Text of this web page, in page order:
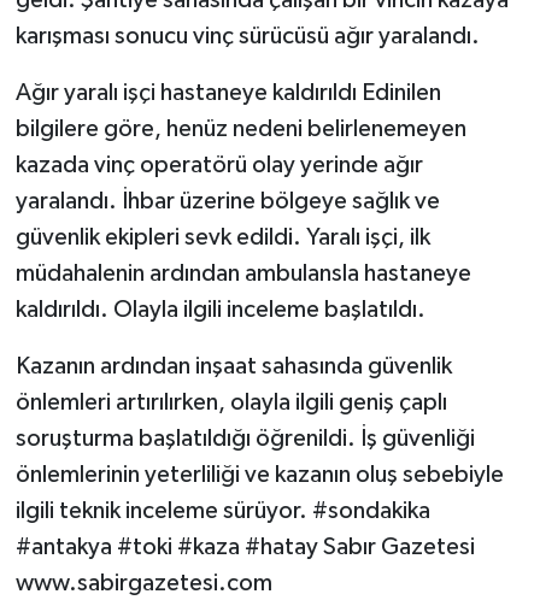
karışması sonucu vinç sürücüsü ağır yaralandı.
Ağır yaralı işçi hastaneye kaldırıldı Edinilen
bilgilere göre, henüz nedeni belirlenemeyen
kazada vinç operatörü olay yerinde ağır
yaralandı. İhbar üzerine bölgeye sağlık ve
güvenlik ekipleri sevk edildi. Yaralı işçi, ilk
müdahalenin ardından ambulansla hastaneye
kaldırıldı. Olayla ilgili inceleme başlatıldı.
Kazanın ardından inşaat sahasında güvenlik
önlemleri artırılırken, olayla ilgili geniş çaplı
soruşturma başlatıldığı öğrenildi. İş güvenliği
önlemlerinin yeterliliği ve kazanın oluş sebebiyle
ilgili teknik inceleme sürüyor. #sondakika
#antakya #toki #kaza #hatay Sabır Gazetesi
www.sabirgazetesi.com